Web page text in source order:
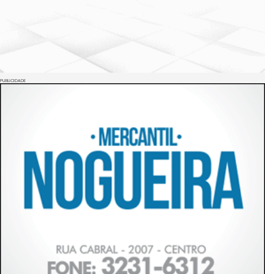
PUBLICIDADE